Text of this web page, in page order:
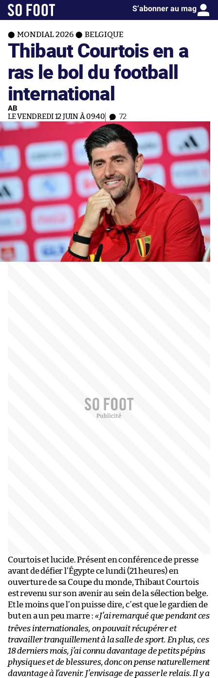
S’abonner au mag
MONDIAL 2026 BELGIQUE
Thibaut Courtois en a
ras le bol du football
international
AB
LE VENDREDI 12 JUIN À 09:40 72
Courtois et lucide. Présent en conférence de presse
avant de défier l’Égypte ce lundi (21 heures) en
ouverture de sa Coupe du monde, Thibaut Courtois
est revenu sur son avenir au sein de la sélection belge.
Et le moins que l’on puisse dire, c’est que le gardien de
but en a un peu marre : «J’ai remarqué que pendant ces
trêves internationales, on pouvait récupérer et
travailler tranquillement à la salle de sport. En plus, ces
18 derniers mois, j’ai connu davantage de petits pépins
physiques et de blessures, donc on pense naturellement
davantage à l’avenir. J’envisage de passer le relais. Il y a